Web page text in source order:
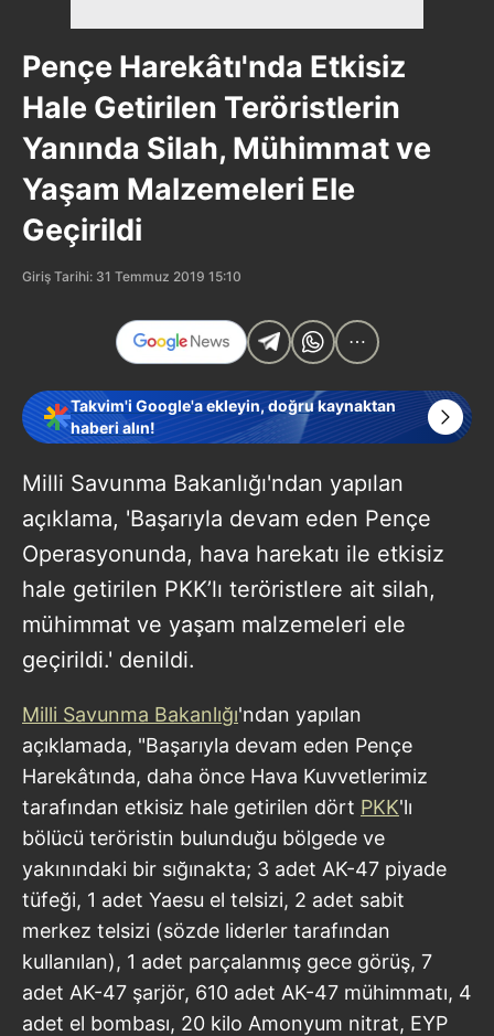
Pençe Harekâtı'nda Etkisiz
Hale Getirilen Teröristlerin
Yanında Silah, Mühimmat ve
Yaşam Malzemeleri Ele
Geçirildi
Giriş Tarihi: 31 Temmuz 2019 15:10
Takvim'i Google'a ekleyin, doğru kaynaktan
haberi alın!
Milli Savunma Bakanlığı'ndan yapılan
açıklama, 'Başarıyla devam eden Pençe
Operasyonunda, hava harekatı ile etkisiz
hale getirilen PKK’lı teröristlere ait silah,
mühimmat ve yaşam malzemeleri ele
geçirildi.' denildi.
Milli Savunma Bakanlığı'ndan yapılan
açıklamada, "Başarıyla devam eden Pençe
Harekâtında, daha önce Hava Kuvvetlerimiz
tarafından etkisiz hale getirilen dört PKK'lı
bölücü teröristin bulunduğu bölgede ve
yakınındaki bir sığınakta; 3 adet AK-47 piyade
tüfeği, 1 adet Yaesu el telsizi, 2 adet sabit
merkez telsizi (sözde liderler tarafından
kullanılan), 1 adet parçalanmış gece görüş, 7
adet AK-47 şarjör, 610 adet AK-47 mühimmatı, 4
adet el bombası, 20 kilo Amonyum nitrat, EYP